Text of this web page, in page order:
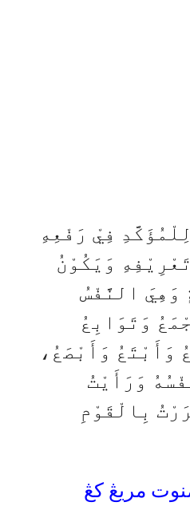
فِيْ رَفْعِهِ
وَيَكُوْنُ
وَهِيَ النَّفْسُ
وَتَوَابِعُ
وَأَبْتَعُ وَأَبْصَعُ،
وَرَأَيْتُ
بِالْقَوْمِ
مريڠ كڠ